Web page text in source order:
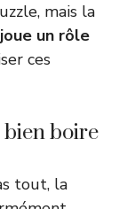
mais la
joue un rôle
ces
bien boire
tout, la